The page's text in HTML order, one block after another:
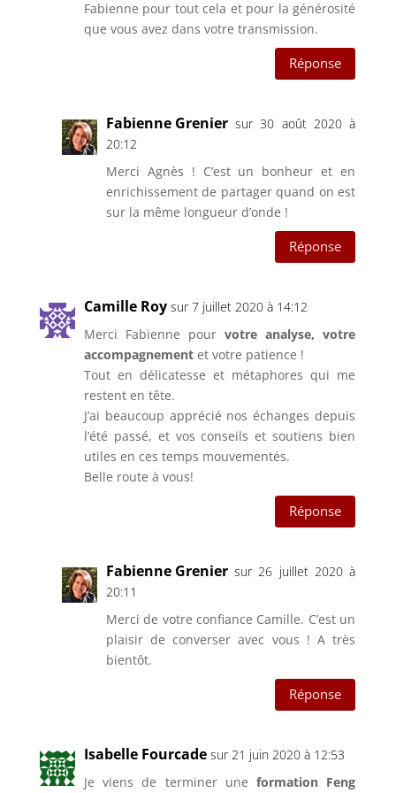
Fabienne pour tout cela et pour la générosité
que vous avez dans votre transmission.
Réponse
Fabienne Grenier sur 30 août 2020 à
20:12
Merci Agnès ! C’est un bonheur et en
enrichissement de partager quand on est
sur la même longueur d’onde !
Réponse
Camille Roy sur 7 juillet 2020 à 14:12
Merci Fabienne pourvotre analyse, votre
accompagnementet votre patience !
Tout en délicatesse et métaphores qui me
restent en tête.
J’ai beaucoup apprécié nos échanges depuis
l’été passé, et vos conseils et soutiens bien
utiles en ces temps mouvementés.
Belle route à vous!
Réponse
Fabienne Grenier sur 26 juillet 2020 à
20:11
Merci de votre confiance Camille. C’est un
plaisir de converser avec vous ! A très
bientôt.
Réponse
Isabelle Fourcade sur 21 juin 2020 à 12:53
Je viens de terminer uneformation Feng